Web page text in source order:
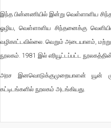
இந்த பின்னணியில் இன்று வெள்ளாளிய
ஓழிய, வெள்ளாளிய சிந்தனைக்கு
வழிகாட்டவில்லை. வெறும் அடையாளம்,
நூலகம். 1981 இல் எரியூட்டப்பட்ட
அரச இனவொடுக்குமுறையாளன் யூன்
கட்டிடங்களில் நூலகம் அடங்கியது.